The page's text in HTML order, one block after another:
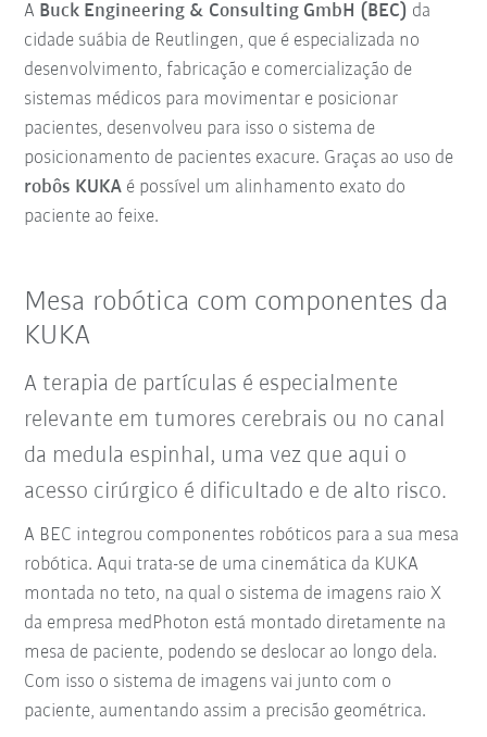
A Buck Engineering & Consulting GmbH (BEC) da
cidade suábia de Reutlingen, que é especializada no
desenvolvimento, fabricação e comercialização de
sistemas médicos para movimentar e posicionar
pacientes, desenvolveu para isso o sistema de
posicionamento de pacientes exacure. Graças ao uso de
robôs KUKA é possível um alinhamento exato do
paciente ao feixe.
Mesa robótica com componentes da
KUKA
A terapia de partículas é especialmente
relevante em tumores cerebrais ou no canal
da medula espinhal, uma vez que aqui o
acesso cirúrgico é dificultado e de alto risco.
A BEC integrou componentes robóticos para a sua mesa
robótica. Aqui trata-se de uma cinemática da KUKA
montada no teto, na qual o sistema de imagens raio X
da empresa medPhoton está montado diretamente na
mesa de paciente, podendo se deslocar ao longo dela.
Com isso o sistema de imagens vai junto com o
paciente, aumentando assim a precisão geométrica.